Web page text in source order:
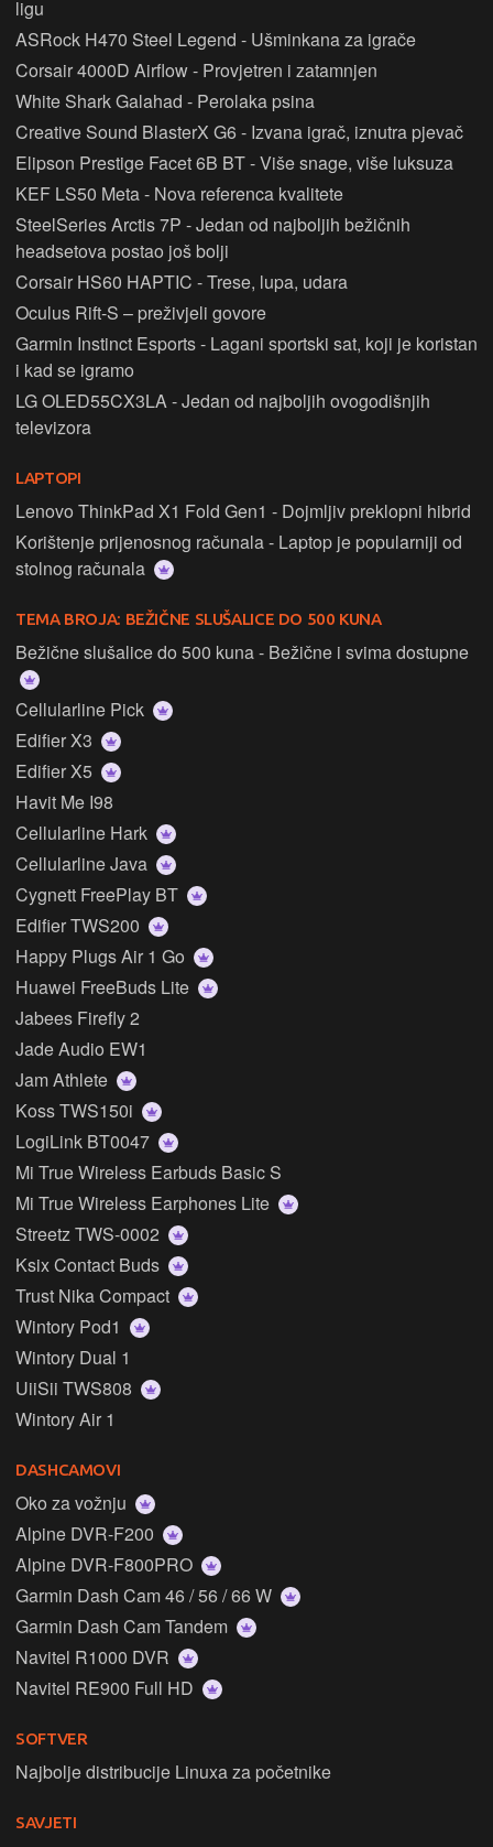
ligu
ASRock H470 Steel Legend - Ušminkana za igrače
Corsair 4000D Airflow - Provjetren i zatamnjen
White Shark Galahad - Perolaka psina
Creative Sound BlasterX G6 - Izvana igrač, iznutra pjevač
Elipson Prestige Facet 6B BT - Više snage, više luksuza
KEF LS50 Meta - Nova referenca kvalitete
SteelSeries Arctis 7P - Jedan od najboljih bežičnih
headsetova postao još bolji
Corsair HS60 HAPTIC - Trese, lupa, udara
Oculus Rift-S – preživjeli govore
Garmin Instinct Esports - Lagani sportski sat, koji je koristan
i kad se igramo
LG OLED55CX3LA - Jedan od najboljih ovogodišnjih
televizora
LAPTOPI
Lenovo ThinkPad X1 Fold Gen1 - Dojmljiv preklopni hibrid
Korištenje prijenosnog računala - Laptop je popularniji od
stolnog računala
TEMA BROJA: BEŽIČNE SLUŠALICE DO 500 KUNA
Bežične slušalice do 500 kuna - Bežične i svima dostupne
Cellularline Pick
Edifier X3
Edifier X5
Havit Me I98
Cellularline Hark
Cellularline Java
Cygnett FreePlay BT
Edifier TWS200
Happy Plugs Air 1 Go
Huawei FreeBuds Lite
Jabees Firefly 2
Jade Audio EW1
Jam Athlete
Koss TWS150i
LogiLink BT0047
Mi True Wireless Earbuds Basic S
Mi True Wireless Earphones Lite
Streetz TWS-0002
Ksix Contact Buds
Trust Nika Compact
Wintory Pod1
Wintory Dual 1
UiiSii TWS808
Wintory Air 1
DASHCAMOVI
Oko za vožnju
Alpine DVR-F200
Alpine DVR-F800PRO
Garmin Dash Cam 46 / 56 / 66 W
Garmin Dash Cam Tandem
Navitel R1000 DVR
Navitel RE900 Full HD
SOFTVER
Najbolje distribucije Linuxa za početnike
SAVJETI